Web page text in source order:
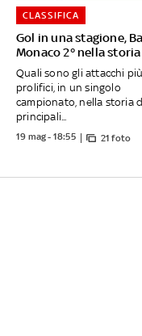
Gol in una stagione,
Monaco 2° nella storia
CLASSIFICA
Quali sono gli attacchi più
prolifici, in un singolo
campionato, nella storia
principali...
19 mag - 18:55 21 foto